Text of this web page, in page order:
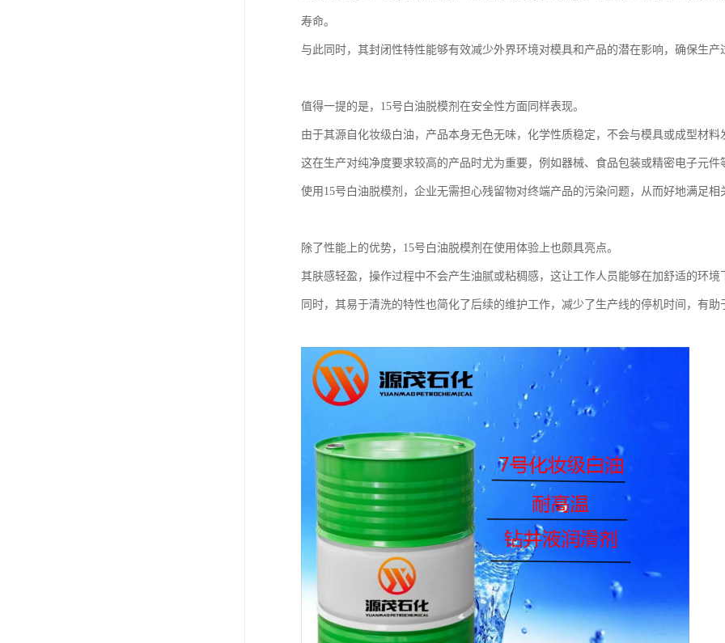
寿命。
与此同时，其封闭性特性能够有效减少外界环境对模具和产品的潜在影响，确保生产
值得一提的是，15号白油脱模剂在安全性方面同样表现。
由于其源自化妆级白油，产品本身无色无味，化学性质稳定，不会与模具或成型材料
这在生产对纯净度要求较高的产品时尤为重要，例如器械、食品包装或精密电子元件
使用15号白油脱模剂，企业无需担心残留物对终端产品的污染问题，从而好地满足相
除了性能上的优势，15号白油脱模剂在使用体验上也颇具亮点。
其肤感轻盈，操作过程中不会产生油腻或粘稠感，这让工作人员能够在加舒适的环境
同时，其易于清洗的特性也简化了后续的维护工作，减少了生产线的停机时间，有助